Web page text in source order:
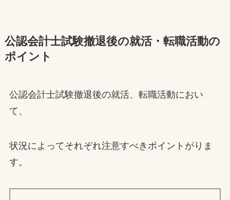
公認会計士試験撤退後の就活・転職活動の
ポイント
公認会計士試験撤退後の就活、転職活動におい
て、
状況によってそれぞれ注意すべきポイントがりま
す。